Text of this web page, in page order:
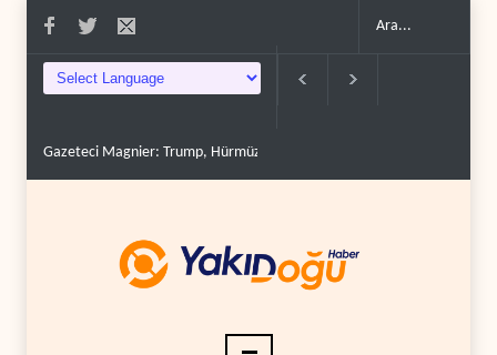
Gazeteci Magnier: Trump, Hürmüz Boğazı denetimini doğru..